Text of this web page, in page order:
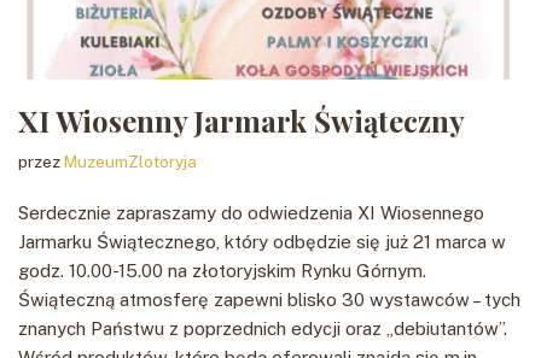
XI Wiosenny Jarmark Świąteczny
przezMuzeumZlotoryja
Serdecznie zapraszamy do odwiedzenia XI Wiosennego
Jarmarku Świątecznego, który odbędzie się już 21 marca w
godz. 10.00-15.00 na złotoryjskim Rynku Górnym.
Świąteczną atmosferę zapewni blisko 30 wystawców – tych
znanych Państwu z poprzednich edycji oraz „debiutantów”.